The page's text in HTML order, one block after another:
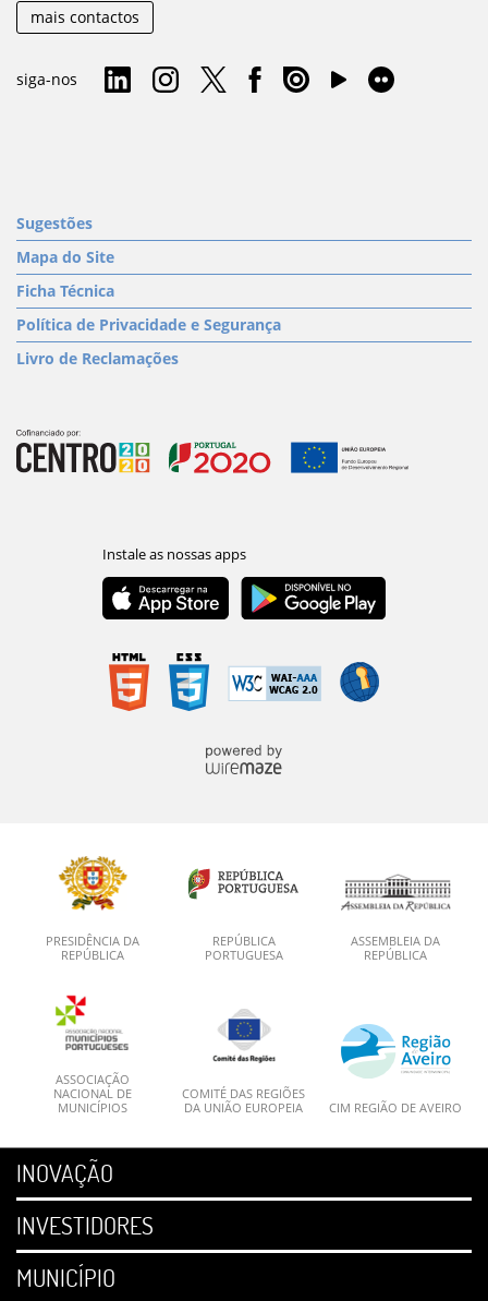
mais contactos
siga-nos
Sugestões
Mapa do Site
Ficha Técnica
Política de Privacidade e Segurança
Livro de Reclamações
PRESIDÊNCIA DA
REPÚBLICA
REPÚBLICA
PORTUGUESA
ASSEMBLEIA DA
REPÚBLICA
ASSOCIAÇÃO
NACIONAL DE
MUNICÍPIOS
COMITÉ DAS REGIÕES
DA UNIÃO EUROPEIA
CIM REGIÃO DE AVEIRO
INOVAÇÃO
INVESTIDORES
MUNICÍPIO